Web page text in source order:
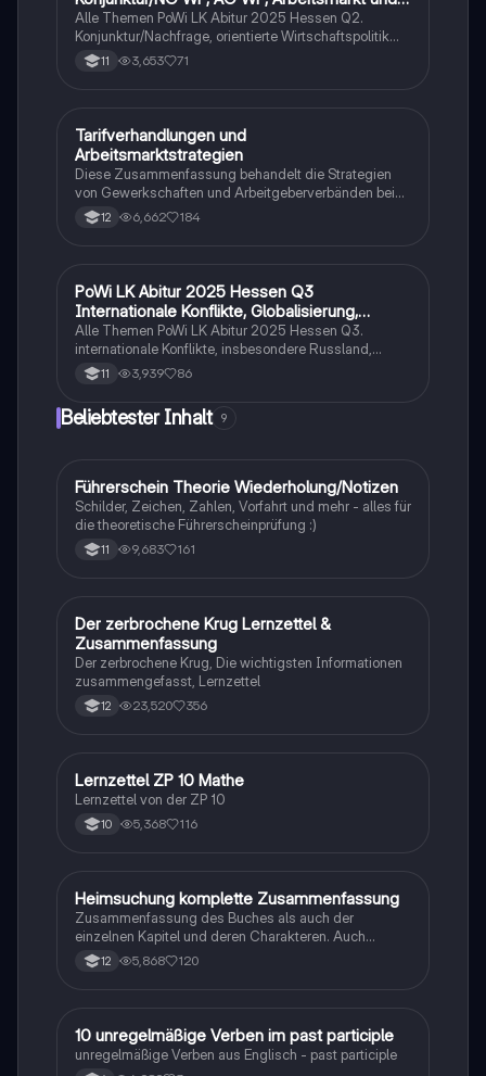
Traifpolitik
Alle Themen PoWi LK Abitur 2025 Hessen Q2.
Konjunktur/Nachfrage, orientierte Wirtschaftspolitik
von Keynes. Angebot orientierte Wirtschaftspolitik von
Milton, Friedman und nachhaltiger
11 3,653 71
Wirtschaft und Recht
Tarifverhandlungen und
Arbeitsmarktstrategien
Diese Zusammenfassung behandelt die Strategien
von Gewerkschaften und Arbeitgeberverbänden bei
Tarifverhandlungen sowie die Auswirkungen auf den
Arbeitsmarkt. Wichtige Themen sind Tarifautonomie,
Arbeitgeberverbänden. Ideal für das PoWi-Abitur zur
Vertiefung der Kenntnisse in Arbeitsmarkt- und
Tarifpolitik.
12 6,662 184
Wirtschaft und Recht
PoWi LK Abitur 2025 Hessen Q3
Internationale Konflikte, Globalisierung,
Weltumweltpolitik
Alle Themen PoWi LK Abitur 2025 Hessen Q3.
internationale Konflikte, insbesondere Russland,
Ukraine, Konflikt und Deutsche Außen- und
Sicherheitspolitik. Globalisierung Vor- und Nachteile.
Weltumweltpolitik mit den Akteur.
11 3,939 86
Beliebtester Inhalt 9
Lerntipps
Führerschein Theorie Wiederholung/Notizen
Schilder, Zeichen, Zahlen, Vorfahrt und mehr - alles für
die theoretische Führerscheinprüfung :)
11 9,683 161
Deutsch
Der zerbrochene Krug Lernzettel &
Zusammenfassung
Der zerbrochene Krug, Die wichtigsten Informationen
zusammengefasst, Lernzettel
12 23,520 356
Mathe
Lernzettel ZP 10 Mathe
Lernzettel von der ZP 10
10 5,368 116
Deutsch
Heimsuchung komplette Zusammenfassung
Zusammenfassung des Buches als auch der
einzelnen Kapitel und deren Charakteren. Auch
tabellarisch. Im Unterricht ohne KI erstellt
12 5,868 120
1 Englisch
10 unregelmäßige Verben im past participle
unregelmäßige Verben aus Englisch - past participle